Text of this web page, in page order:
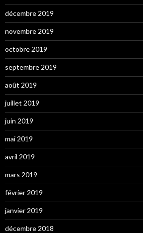
décembre 2019
novembre 2019
octobre 2019
septembre 2019
août 2019
juillet 2019
juin 2019
mai 2019
avril 2019
mars 2019
février 2019
janvier 2019
décembre 2018